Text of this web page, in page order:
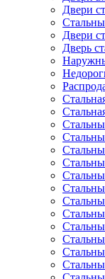
Двери
Двери
Дверь